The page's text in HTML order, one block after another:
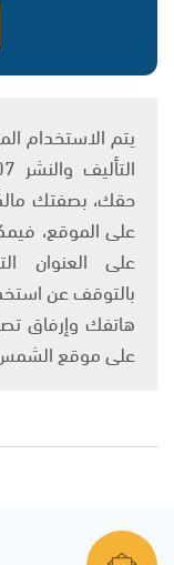
حقك، بصفتك
على الموقع،
بالتوقف عن
هاتفك وإرفاق
على موقع